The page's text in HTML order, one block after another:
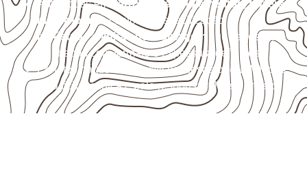
Aplicações em
carrocerias, implementos, trailers e
motorhomes, conforme especificação.
Indústrias e linhas de montagem
que necessitam
de chapas com formato e espessura definidos.
Projetos náuticos específicos, desde que validados
pela ficha técnica e pelo responsável pelo projeto.